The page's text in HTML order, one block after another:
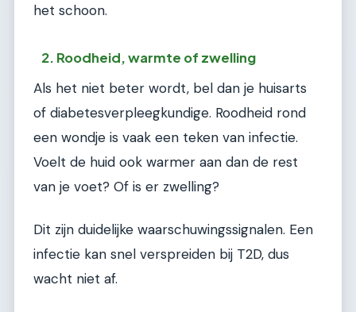
het schoon.
2. Roodheid, warmte of zwelling
Als het niet beter wordt, bel dan je huisarts
of diabetesverpleegkundige. Roodheid rond
een wondje is vaak een teken van infectie.
Voelt de huid ook warmer aan dan de rest
van je voet? Of is er zwelling?
Dit zijn duidelijke waarschuwingssignalen. Een
infectie kan snel verspreiden bij T2D, dus
wacht niet af.